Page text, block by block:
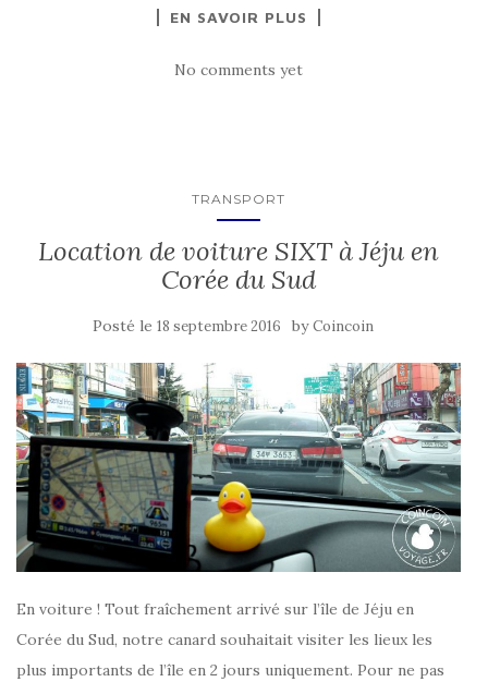
EN SAVOIR PLUS
No comments yet
TRANSPORT
Location de voiture SIXT à Jéju en
Corée du Sud
Posté le 18 septembre 2016 byCoincoin
En voiture ! Tout fraîchement arrivé sur l’île de Jéju en
Corée du Sud, notre canard souhaitait visiter les lieux les
plus importants de l’île en 2 jours uniquement. Pour ne pas